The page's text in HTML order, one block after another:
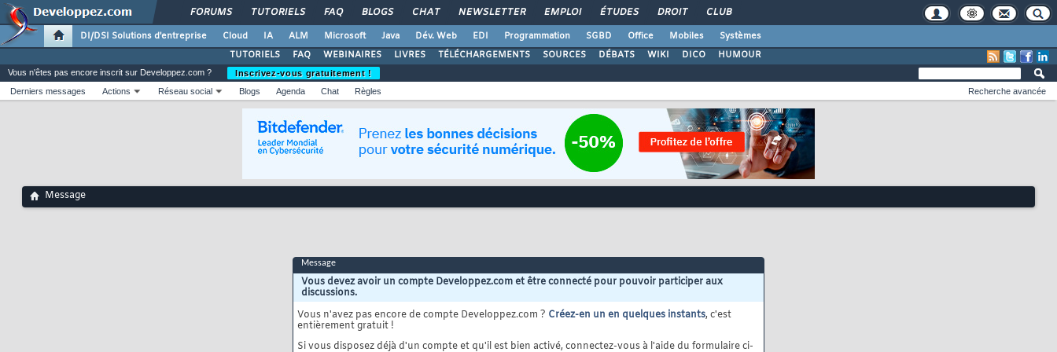
FORUMS TUTORIELS FAQ BLOGS CHAT NEWSLETTER EMPLOI ÉTUDES DROIT CLUB
DI/DSI Solutions d'entreprise Cloud IA ALM Microsoft Java Dév. Web EDI Programmation SGBD Office Mobiles
Systèmes
TUTORIELS
FAQ WEBINAIRES LIVRES TÉLÉCHARGEMENTS SOURCES DÉBATS WIKI DICO HUMOUR
Vous n'êtes pas encore inscrit sur Developpez.com ?
Inscrivez-vous gratuitement !
Derniers messages
Actions Réseau social Blogs Agenda Chat Règles Recherche avancée
Message
Message
Vous devez avoir un compte Developpez.com et être connecté pour pouvoir participer aux
discussions.
Vous n'avez pas encore de compte Developpez.com ? Créez-en un en quelques instants, c'est
entièrement gratuit !
Si vous disposez déjà d'un compte et qu'il est bien activé, connectez-vous à l'aide du formulaire ci-